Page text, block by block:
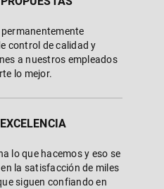
control de calidad y
a nuestros empleados
lo mejor.
lo que hacemos y eso se
la satisfacción de miles
siguen confiando en